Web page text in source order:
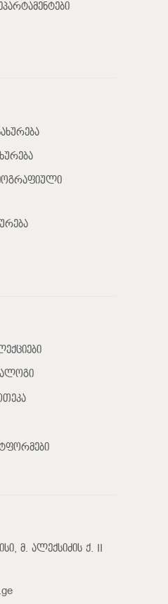
მ. ალექსიძის ქ. II